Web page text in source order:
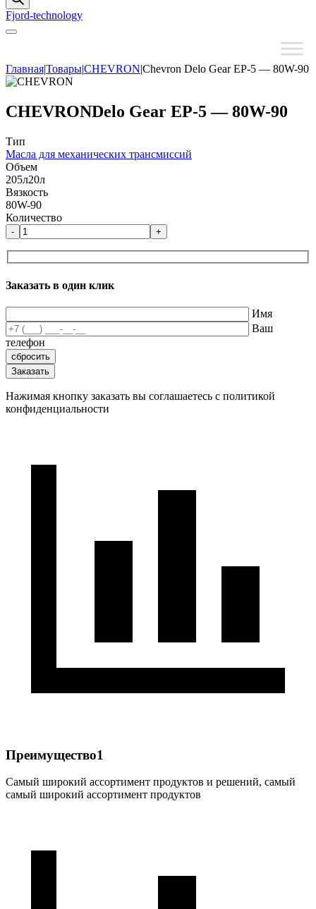
Fjord-technology
Главная|Товары|CHEVRON|Chevron Delo Gear EP-5 — 80W-90
CHEVRONDelo Gear EP-5 — 80W-90
Тип
Масла для механических трансмиссий
Объем
205л20л
Вязкость
80W-90
Количество
- +
Заказать в один клик
Имя
Ваш
телефон
Нажимая кнопку заказать вы соглашаетесь с политикой
конфиденциальности
Преимущество1
Самый широкий ассортимент продуктов и решений, самый
самый широкий ассортимент продуктов